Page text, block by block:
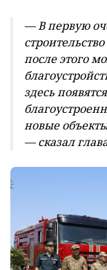
— В первую
после этого
здесь
новые
— сказал